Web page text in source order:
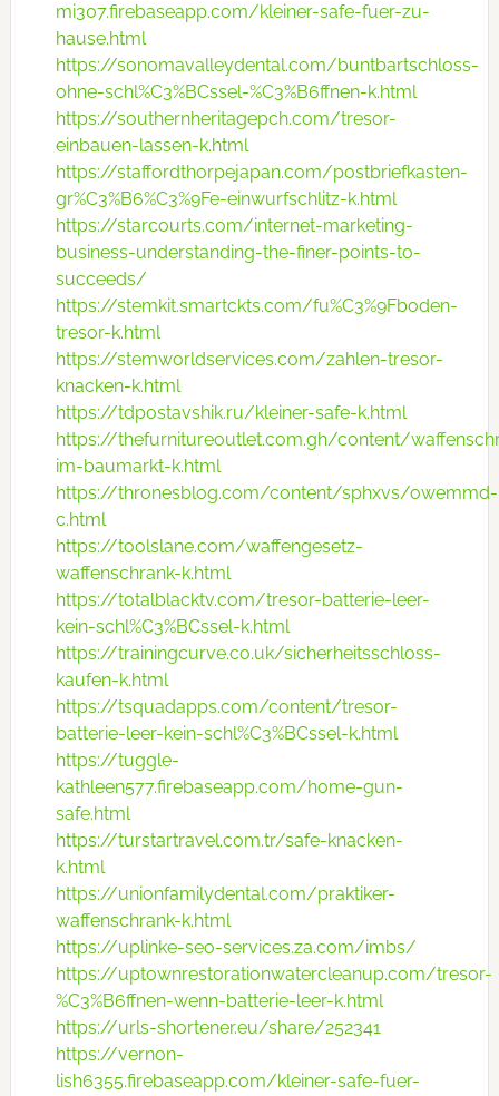
mi307.firebaseapp.com/kleiner-safe-fuer-zu-
hause.html
https://sonomavalleydental.com/buntbartschloss-
ohne-schl%C3%BCssel-%C3%B6ffnen-k.html
https://southernheritagepch.com/tresor-
einbauen-lassen-k.html
https://staffordthorpejapan.com/postbriefkasten-
gr%C3%B6%C3%9Fe-einwurfschlitz-k.html
https://starcourts.com/internet-marketing-
business-understanding-the-finer-points-to-
succeeds/
https://stemkit.smartckts.com/fu%C3%9Fboden-
tresor-k.html
https://stemworldservices.com/zahlen-tresor-
knacken-k.html
https://tdpostavshik.ru/kleiner-safe-k.html
https://thefurnitureoutlet.com.gh/content/
im-baumarkt-k.html
https://thronesblog.com/content/sphxvs/owemmd-
c.html
https://toolslane.com/waffengesetz-
waffenschrank-k.html
https://totalblacktv.com/tresor-batterie-leer-
kein-schl%C3%BCssel-k.html
https://trainingcurve.co.uk/sicherheitsschloss-
kaufen-k.html
https://tsquadapps.com/content/tresor-
batterie-leer-kein-schl%C3%BCssel-k.html
https://tuggle-
kathleen577.firebaseapp.com/home-gun-
safe.html
https://turstartravel.com.tr/safe-knacken-
k.html
https://unionfamilydental.com/praktiker-
waffenschrank-k.html
https://uplinke-seo-services.za.com/imbs/
https://uptownrestorationwatercleanup.com/tresor-
%C3%B6ffnen-wenn-batterie-leer-k.html
https://urls-shortener.eu/share/252341
https://vernon-
lish6355.firebaseapp.com/kleiner-safe-fuer-